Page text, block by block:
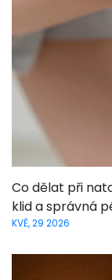
Co dělat při
klid a správná
KVĚ, 29 2026